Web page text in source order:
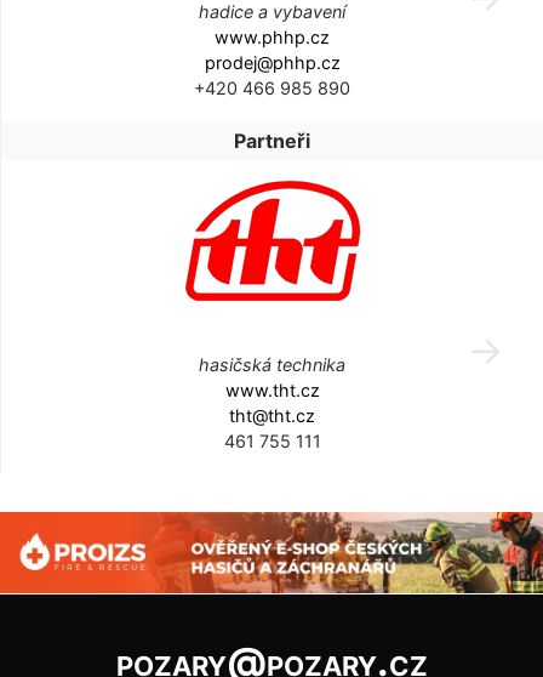
hadice a vybavení
www.phhp.cz
prodej@phhp.cz
+420 466 985 890
Partneři
hasičská technika
www.tht.cz
tht@tht.cz
461 755 111
pozary@pozary.cz